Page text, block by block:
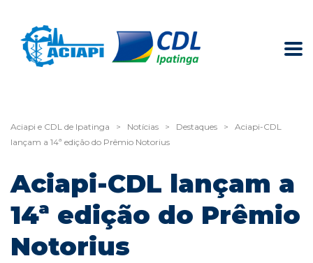
Aciapi e CDL de Ipatinga > Notícias > Destaques >
Aciapi-CDL
lançam a 14ª edição do Prêmio Notorius
Aciapi-CDL lançam a
14ª edição do Prêmio
Notorius